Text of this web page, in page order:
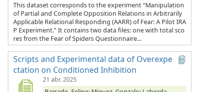
This dataset corresponds to the experiment “Manipulation
of Partial and Complete Opposition Relations in Arbitrarily
Applicable Relational Responding (AARR) of Fear: A Pilot IRA
P Experiment.” It contains two data files: one with total sco
res from the Fear of Spiders Questionnaire...
Scripts and Experimental data of Overexpe
ctation on Conditioned Inhibition
21 abr. 2025